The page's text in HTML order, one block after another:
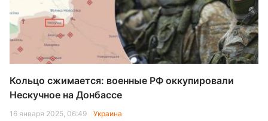
Кольцо сжимается: военные РФ оккупировали
Нескучное на Донбассе
16 января 2025, 06:49 Украина